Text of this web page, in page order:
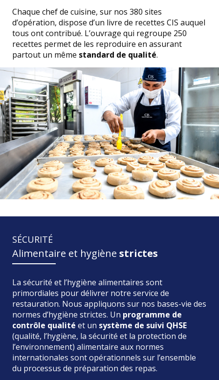
Chaque chef de cuisine, sur nos 380 sites
d’opération, dispose d’un livre de recettes CIS auquel
tous ont contribué. L’ouvrage qui regroupe 250
recettes permet de les reproduire en assurant
partout un même standard de qualité.
SÉCURITÉ
Alimentaire et hygiène strictes
La sécurité et l’hygiène alimentaires sont
primordiales pour délivrer notre service de
restauration. Nous appliquons sur nos bases-vie des
normes d’hygiène strictes. Un programme de
contrôle qualité et un système de suivi QHSE
(qualité, l’hygiène, la sécurité et la protection de
l’environnement) alimentaire aux normes
internationales sont opérationnels sur l’ensemble
du processus de préparation des repas.